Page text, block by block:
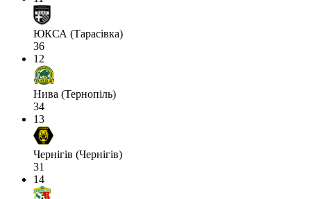
ЮКСА (Тарасівка)
36
12
Нива (Тернопіль)
34
13
Чернігів (Чернігів)
31
14